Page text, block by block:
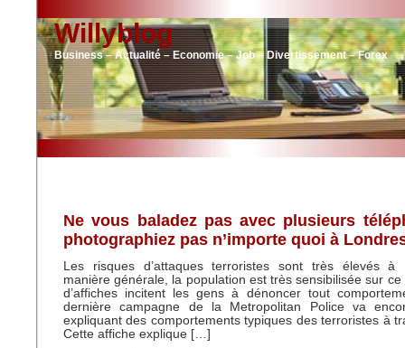
Willyblog
Business – Actualité – Economie – Job – Divertissement – Forex
Ne vous baladez pas avec plusieurs
photographiez pas n’importe quoi à
Les risques d’attaques terroristes sont très élevés à
manière générale, la population est très sensibilisée sur
d’affiches incitent les gens à dénoncer tout
dernière campagne de la Metropolitan Police va
expliquant des comportements typiques des terroristes à
Cette affiche explique […]